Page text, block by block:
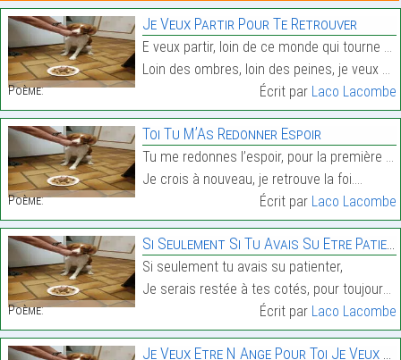
Poème:
Je Veux Partir Pour Te Retrouver
E veux partir, loin de ce monde qui tourne négativ
Loin des ombres, loin des peines, je veux etre lib…
Écrit par Laco Lacombe
Poème:
Toi Tu M’As Redonner Espoir
Tu me redonnes l’espoir, pour la première fois,
Je crois à nouveau, je retrouve la foi.…
Écrit par Laco Lacombe
Poème:
Si Seulement Si Tu Avais Su Etre Patient
Si seulement tu avais su patienter,
Je serais restée à tes cotés, pour toujours,…
Écrit par Laco Lacombe
Je Veux Etre N Ange Pour Toi Je Veux Changer